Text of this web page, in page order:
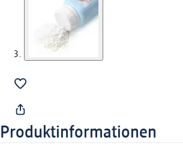
Produktinformationen